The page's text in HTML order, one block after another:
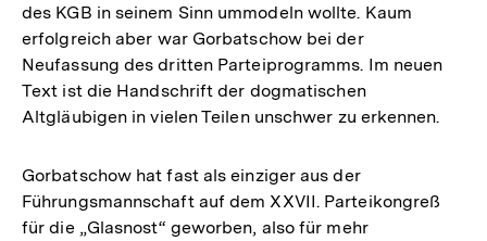
des KGB in seinem Sinn ummodeln wollte. Kaum
erfolgreich aber war Gorbatschow bei der
Neufassung des dritten Parteiprogramms. Im neuen
Text ist die Handschrift der dogmatischen
Altgläubigen in vielen Teilen unschwer zu erkennen.
Gorbatschow hat fast als einziger aus der
Führungsmannschaft auf dem XXVII. Parteikongreß
für die „Glasnost“ geworben, also für mehr